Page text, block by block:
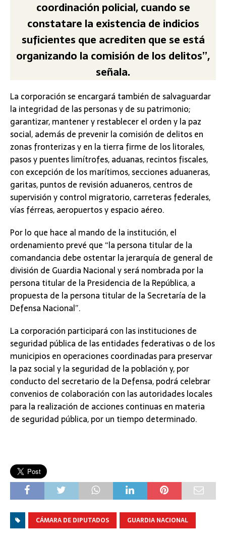
coordinación policial, cuando se
constatare la existencia de indicios
suficientes que acrediten que se está
organizando la comisión de los delitos”,
señala.
La corporación se encargará también de salvaguardar
la integridad de las personas y de su patrimonio;
garantizar, mantener y restablecer el orden y la paz
social, además de prevenir la comisión de delitos en
zonas fronterizas y en la tierra firme de los litorales,
pasos y puentes limítrofes, aduanas, recintos fiscales,
con excepción de los marítimos, secciones aduaneras,
garitas, puntos de revisión aduaneros, centros de
supervisión y control migratorio, carreteras federales,
vías férreas, aeropuertos y espacio aéreo.
Por lo que hace al mando de la institución, el
ordenamiento prevé que “la persona titular de la
comandancia debe ostentar la jerarquía de general de
división de Guardia Nacional y será nombrada por la
persona titular de la Presidencia de la República, a
propuesta de la persona titular de la Secretaría de la
Defensa Nacional”.
La corporación participará con las instituciones de
seguridad pública de las entidades federativas o de los
municipios en operaciones coordinadas para preservar
la paz social y la seguridad de la población y, por
conducto del secretario de la Defensa, podrá celebrar
convenios de colaboración con las autoridades locales
para la realización de acciones continuas en materia
de seguridad pública, por un tiempo determinado.
CÁMARA DE DIPUTADOS GUARDIA NACIONAL